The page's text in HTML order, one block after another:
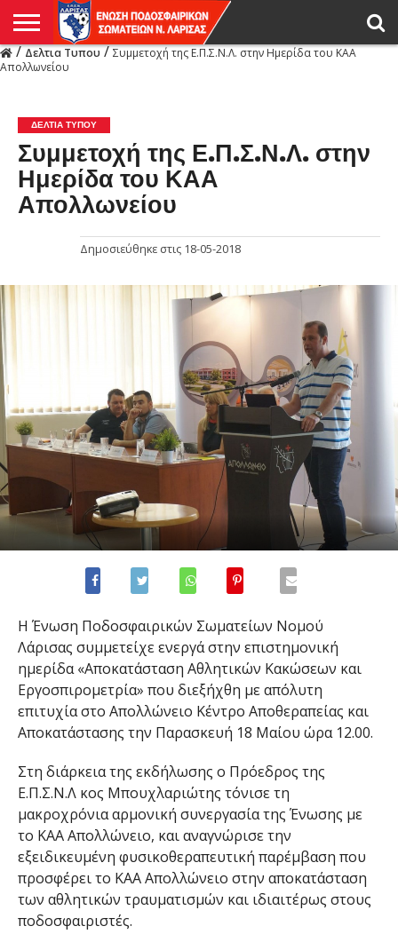
Η
ΕΝΩΣΗ
ΑΓΩΝΙΣΤΙΚΑ
ΜΙΚΤΉ
ΔΙΑΙΤΗΣΙΑ
ΠΡΩΤΑΘΛΗΜΑΤΑ
ΥΠΟΔΟΜΕΣ
ΚΥΠΕΛΛΟ
ΑΜΕΣΑ
LIVE
ΝΕΑ
ΠΡΩΤΑΘΛΗΜΑΤΑ
ΚΥΠΕΛΛΟ
ΥΠΟΔΟΜΕΣ
ΠΕΙΘΑΡΧΙΚΟ
ΜΙΚΤΗ
ΠΑΡΑΤΗΡΗΤΕΣ
ΠΡΟΠΟΝΗΤΕΣ
ΔΙΑΙΤΗΤΕΣ
VIDEO
ΓΕΝΙΚΑ
ΑΦΙΕΡΩΜΑΤΑ
ΕΚΔΗΛΩΣΕΙΣ
ΕΠΙΚΟΙΝΩΝΙΑ
/Δελτια Τυπου/Συμμετοχή της Ε.Π.Σ.Ν.Λ. στην Ημερίδα του ΚΑΑ
Απολλωνείου
ΔΕΛΤΙΑ ΤΥΠΟΥ
Συμμετοχή της Ε.Π.Σ.Ν.Λ. στην
Ημερίδα του ΚΑΑ
Απολλωνείου
Δημοσιεύθηκε στις 18-05-2018
Η Ένωση Ποδοσφαιρικών Σωματείων Νομού
Λάρισας συμμετείχε ενεργά στην επιστημονική
ημερίδα «Αποκατάσταση Αθλητικών Κακώσεων και
Εργοσπιρομετρία» που διεξήχθη με απόλυτη
επιτυχία στο Απολλώνειο Κέντρο Αποθεραπείας και
Αποκατάστασης την Παρασκευή 18 Μαίου ώρα 12.00.
Στη διάρκεια της εκδήλωσης ο Πρόεδρος της
Ε.Π.Σ.Ν.Λ κος Μπουχλαριώτης τόνισε τη
μακροχρόνια αρμονική συνεργασία της Ένωσης με
το ΚΑΑ Απολλώνειο, και αναγνώρισε την
εξειδικευμένη φυσικοθεραπευτική παρέμβαση που
προσφέρει το ΚΑΑ Απολλώνειο στην αποκατάσταση
των αθλητικών τραυματισμών και ιδιαιτέρως στους
ποδοσφαιριστές.